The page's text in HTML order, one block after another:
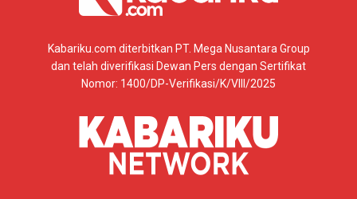
Kabariku.com diterbitkan PT. Mega Nusantara Group
dan telah diverifikasi Dewan Pers dengan Sertifikat
Nomor: 1400/DP-Verifikasi/K/VIII/2025